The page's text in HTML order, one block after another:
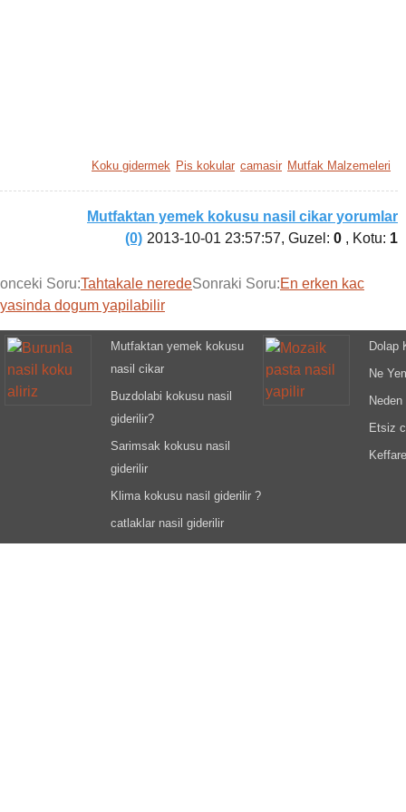
Koku gidermek Pis kokular camasir Mutfak Malzemeleri
Mutfaktan yemek kokusu nasil cikar yorumlar
(0) 2013-10-01 23:57:57, Guzel:0 , Kotu: 1
onceki Soru:Tahtakale neredeSonraki Soru:En erken kac
yasinda dogum yapilabilir
Mutfaktan yemek kokusu
nasil cikar
Buzdolabi kokusu nasil
giderilir?
Sarimsak kokusu nasil
giderilir
Klima kokusu nasil giderilir ?
catlaklar nasil giderilir
Dolap
Ne
Etsiz